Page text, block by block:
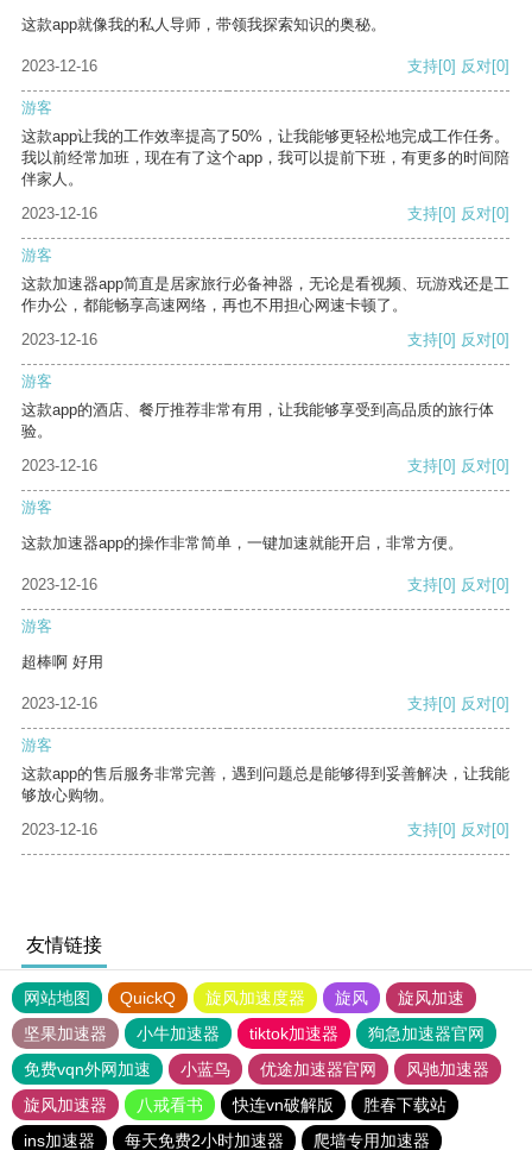
这款app就像我的私人导师，带领我探索知识的奥秘。
2023-12-16 支持[0] 反对[0]
游客
这款app让我的工作效率提高了50%，让我能够更轻松地完成工作任务。
我以前经常加班，现在有了这个app，我可以提前下班，有更多的时间陪
伴家人。
2023-12-16
支持[0] 反对[0]
游客
这款加速器app简直是居家旅行必备神器，无论是看视频、玩游戏还是工
作办公，都能畅享高速网络，再也不用担心网速卡顿了。
2023-12-16
支持[0] 反对[0]
游客
这款app的酒店、餐厅推荐非常有用，让我能够享受到高品质的旅行体
验。
2023-12-16
支持[0] 反对[0]
游客
这款加速器app的操作非常简单，一键加速就能开启，非常方便。
2023-12-16 支持[0] 反对[0]
游客
超棒啊 好用
2023-12-16 支持[0] 反对[0]
游客
这款app的售后服务非常完善，遇到问题总是能够得到妥善解决，让我能
够放心购物。
2023-12-16
支持[0] 反对[0]
友情链接
网站地图 QuickQ 旋风加速度器 旋风
旋风加速
坚果加速器
小牛加速器 tiktok加速器
狗急加速器官网
免费vqn外网加速
小蓝鸟 优途加速器官网
风驰加速器
旋风加速器
八戒看书 快连vn破解版
胜春下载站
ins加速器
每天免费2小时加速器 爬墙专用加速器